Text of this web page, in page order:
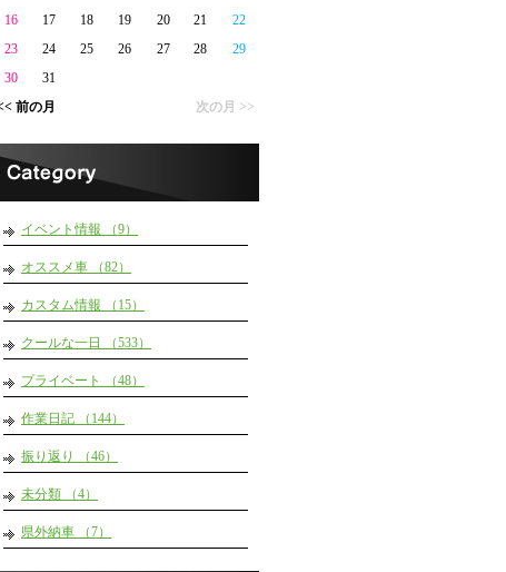
前の月 次の月 >>
16
17 18 19 20 21
22
23
24 25 26 27 28
29
30
31
イベント情報 （9）
オススメ車 （82）
カスタム情報 （15）
クールな一日 （533）
プライベート （48）
作業日記 （144）
振り返り （46）
未分類 （4）
県外納車 （7）